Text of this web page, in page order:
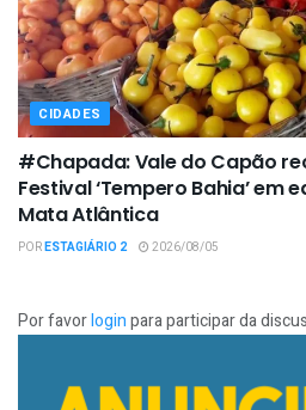
CIDADES
#Chapada: Vale do Capão
Festival ‘Tempero Bahia’ em
Mata Atlântica
PORESTAGIÁRIO 2 2026/08/05
Por favorloginpara participar da